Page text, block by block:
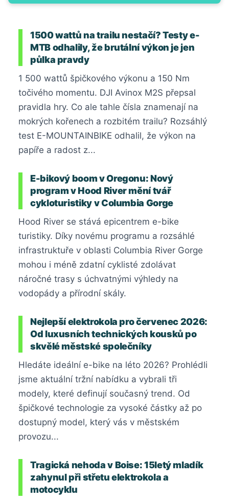
1500 wattů na trailu nestačí? Testy e-
MTB odhalily, že brutální výkon je jen
půlka pravdy
1 500 wattů špičkového výkonu a 150 Nm
točivého momentu. DJI Avinox M2S přepsal
pravidla hry. Co ale tahle čísla znamenají na
mokrých kořenech a rozbitém trailu? Rozsáhlý
test E-MOUNTAINBIKE odhalil, že výkon na
papíře a radost z...
E-bikový boom v Oregonu: Nový
program v Hood River mění tvář
cykloturistiky v Columbia Gorge
Hood River se stává epicentrem e-bike
turistiky. Díky novému programu a rozsáhlé
infrastruktuře v oblasti Columbia River Gorge
mohou i méně zdatní cyklisté zdolávat
náročné trasy s úchvatnými výhledy na
vodopády a přírodní skály.
Nejlepší elektrokola pro červenec 2026:
Od luxusních technických kousků po
skvělé městské společníky
Hledáte ideální e-bike na léto 2026? Prohlédli
jsme aktuální tržní nabídku a vybrali tři
modely, které definují současný trend. Od
špičkové technologie za vysoké částky až po
dostupný model, který vás v městském
provozu...
Tragická nehoda v Boise: 15letý mladík
zahynul při střetu elektrokola a
motocyklu